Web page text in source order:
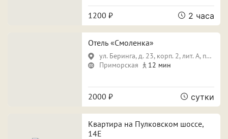
Собственная парковка Кондиционер
1200 ₽ 2 часа
Отель «Смоленка»
ул. Беринга, д. 23, корп. 2, лит. А, пом. 30Н
Приморская
12 мин
2000 ₽ сутки
Квартира на Пулковском шоссе,
14Е